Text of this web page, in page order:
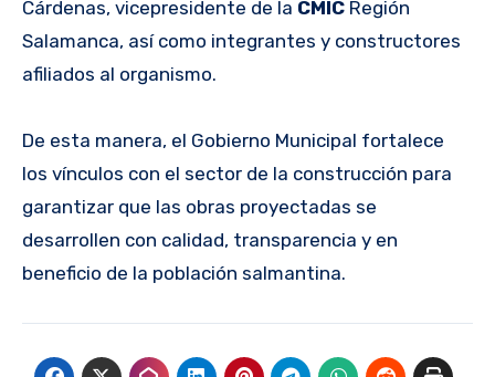
Cárdenas, vicepresidente de la CMIC Región
Salamanca, así como integrantes y constructores
afiliados al organismo.
De esta manera, el Gobierno Municipal fortalece
los vínculos con el sector de la construcción para
garantizar que las obras proyectadas se
desarrollen con calidad, transparencia y en
beneficio de la población salmantina.